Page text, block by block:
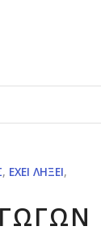
, ΈΧΕΙ ΛΉΞΕΙ,